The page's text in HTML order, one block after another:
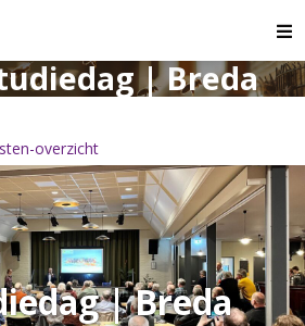
| Breda
overzicht
| Breda